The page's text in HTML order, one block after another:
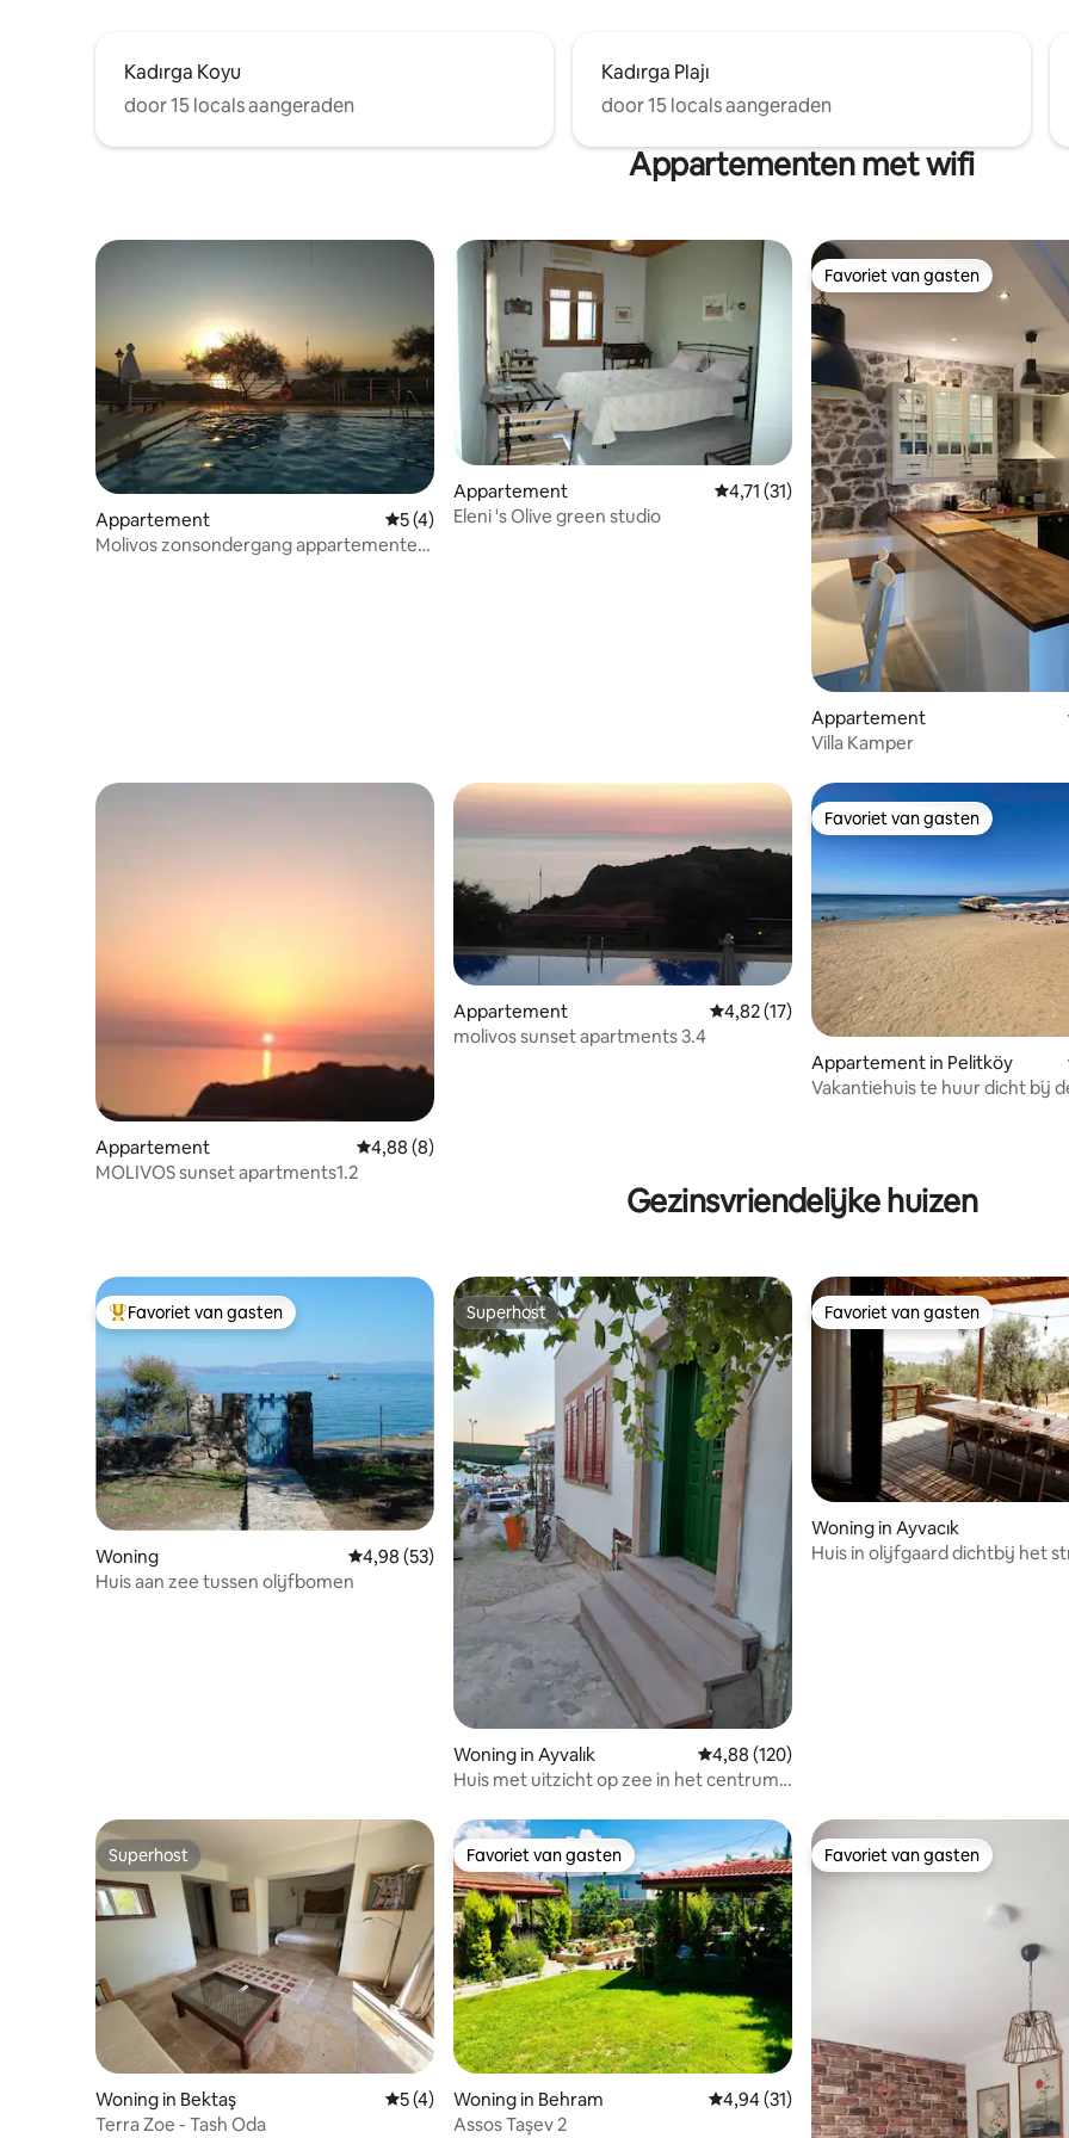
Kadırga Koyu
door 15 locals aangeraden
Kadırga Plajı
door 15 locals aangeraden
Appartementen met wifi
Appartement Gemiddelde beoordeling van 5 uit 5, 4 recensies
5 (4)
Molivos zonsondergang appartementen
Appartement Gemiddelde beoordeling van 4,71 uit 5, 31
4,71 (31)
Eleni 's Olive green studio
Favoriet van gasten
Favoriet van gasten
Appartement
Villa Kamper
Appartement Gemiddelde beoordeling van 4,88 uit 5, 8 recensies
4,88 (8)
ΜOLIVOS sunset apartments1.2
Appartement Gemiddelde beoordeling van 4,82 uit 5, 17
4,82 (17)
molivos sunset apartments 3.4
Favoriet van gasten
Favoriet van gasten
Appartement in Pelitköy
Vakantiehuis te huur dicht bij
Gezinsvriendelijke huizen
Topfavoriet van gasten
Favoriet van gasten
Woning Gemiddelde beoordeling van 4,98 uit 5, 53 recensies
4,98 (53)
Huis aan zee tussen olijfbomen
Superhost
Superhost
Woning in Ayvalık Gemiddelde beoordeling van 4,88 uit 5, 120
4,88 (120)
Huis met uitzicht op zee in het centrum
Favoriet van gasten
Favoriet van gasten
Woning in Ayvacık
Huis in olijfgaard dichtbij het
Superhost
Superhost
Woning in Bektaş Gemiddelde beoordeling van 5 uit 5, 4 recensies
5 (4)
Terra Zoe - Tash Oda
Favoriet van gasten
Favoriet van gasten
Woning in Behram Gemiddelde beoordeling van 4,94 uit 5, 31
4,94 (31)
Assos Taşev 2
Favoriet van gasten
Favoriet van gasten